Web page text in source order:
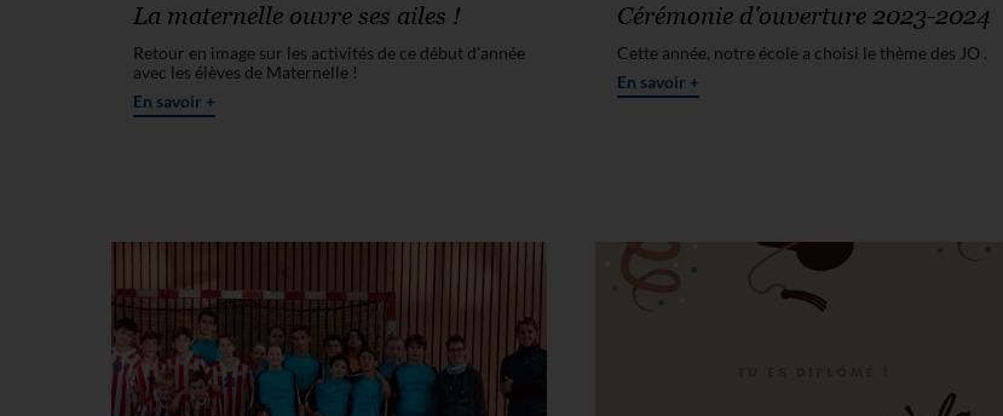
La maternelle ouvre ses ailes !
Retour en image sur les activités de ce début d’année
avec les élèves de Maternelle !
En savoir +
Cérémonie d'ouverture 2023-2024
Cette année, notre école a choisi le thème des JO .
En savoir +